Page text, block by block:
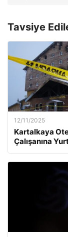
Tavsiye
12/11/2025
Kartalkaya
Çalışanına